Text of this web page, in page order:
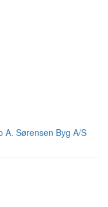
A. Sørensen Byg A/S